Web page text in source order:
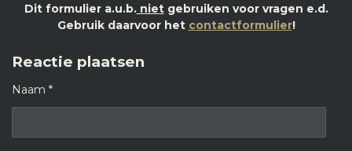
Dit formulier a.u.b.nietgebruiken voor vragen e.d.
Gebruik daarvoor het contactformulier!
Reactie plaatsen
Naam *